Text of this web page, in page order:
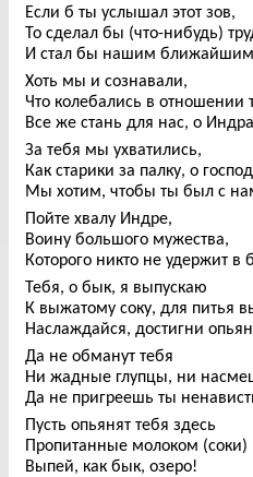
Если б ты услышал этот зов,
То сделал бы (что-нибудь)
И стал бы нашим
Хоть мы и сознавали,
Что колебались в отношении
Все же стань для нас, о
За тебя мы ухватились,
Как старики за палку, о
Мы хотим, чтобы ты был с
Пойте хвалу Индре,
Воину большого мужества,
Которого никто не удержит в
Тебя, о бык, я выпускаю
К выжатому соку, для питья
Наслаждайся, достигни
Да не обманут тебя
Ни жадные глупцы, ни
Да не пригреешь ты
Пусть опьянят тебя здесь
Пропитанные молоком (соки)
Выпей, как бык, озеро!